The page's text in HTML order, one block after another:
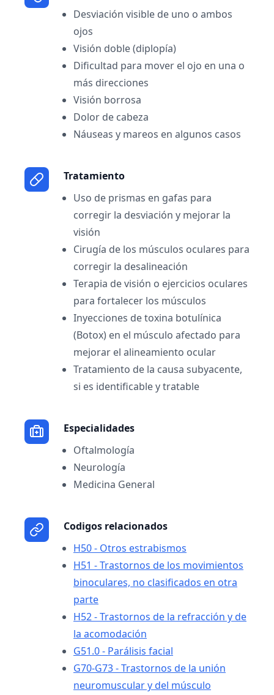
Desviación visible de uno o ambos
ojos
Visión doble (diplopía)
Dificultad para mover el ojo en una o
más direcciones
Visión borrosa
Dolor de cabeza
Náuseas y mareos en algunos casos
Tratamiento
Uso de prismas en gafas para
corregir la desviación y mejorar la
visión
Cirugía de los músculos oculares para
corregir la desalineación
Terapia de visión o ejercicios oculares
para fortalecer los músculos
Inyecciones de toxina botulínica
(Botox) en el músculo afectado para
mejorar el alineamiento ocular
Tratamiento de la causa subyacente,
si es identificable y tratable
Especialidades
Oftalmología
Neurología
Medicina General
Codigos relacionados
H50 - Otros estrabismos
H51 - Trastornos de los movimientos
binoculares, no clasificados en otra
parte
H52 - Trastornos de la refracción y de
la acomodación
G51.0 - Parálisis facial
G70-G73 - Trastornos de la unión
neuromuscular y del músculo